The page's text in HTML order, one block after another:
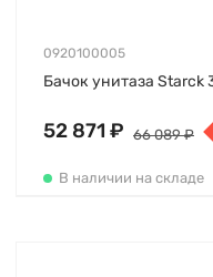
0920100005
Бачок унитаза Starck
52 871 ₽ 66 089 ₽
В наличии на складе